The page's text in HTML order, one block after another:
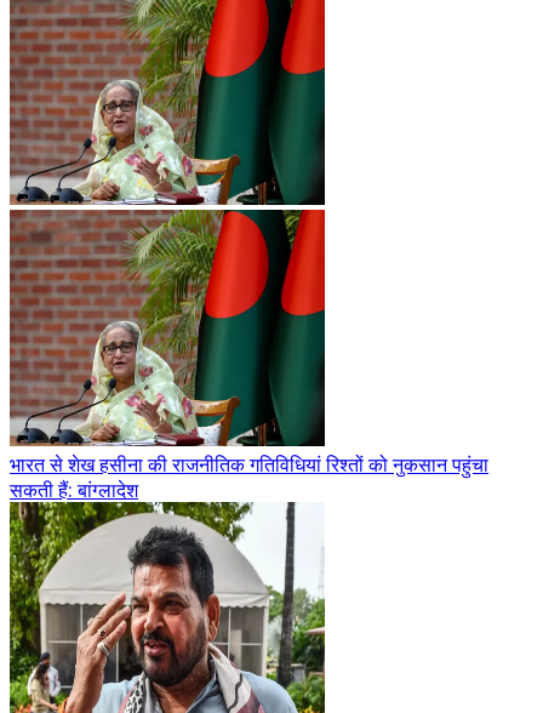
भारत से शेख हसीना की राजनीतिक गतिविधियां रिश्तों को नुकसान पहुंचा
सकती हैं: बांग्लादेश